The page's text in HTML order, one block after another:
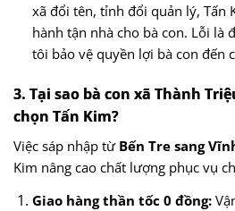
xã đổi tên, tỉnh đổi quản lý, Tấn
hành tận nhà cho bà con. Lỗi là
tôi bảo vệ quyền lợi bà con đến
3. Tại sao bà con xã Thành
chọn Tấn Kim?
Việc sáp nhập từ Bến Tre sang
Kim nâng cao chất lượng phục vụ
Giao hàng thần tốc 0 đồng: